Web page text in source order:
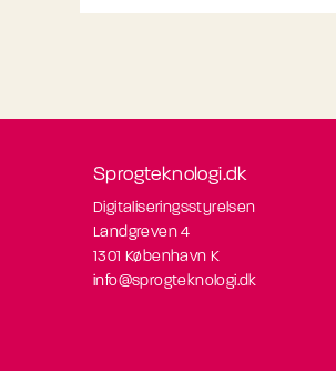
Sprogteknologi.dk
Digitaliseringsstyrelsen
Landgreven 4
1301 København K
info@sprogteknologi.dk